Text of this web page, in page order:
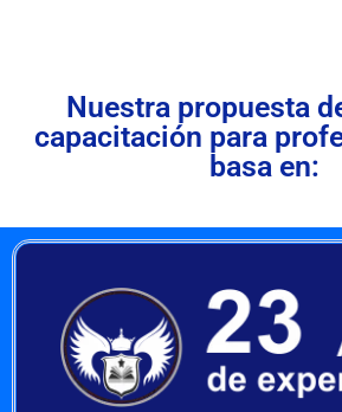
Nuestra propuesta
capacitación para
basa en: